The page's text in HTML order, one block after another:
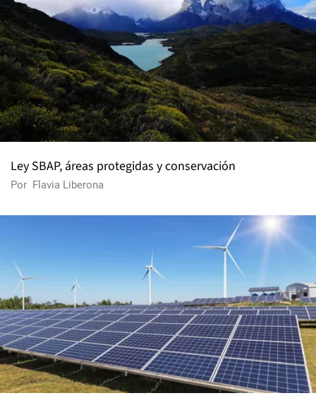
Ley SBAP, áreas protegidas y conservación
Por Flavia Liberona